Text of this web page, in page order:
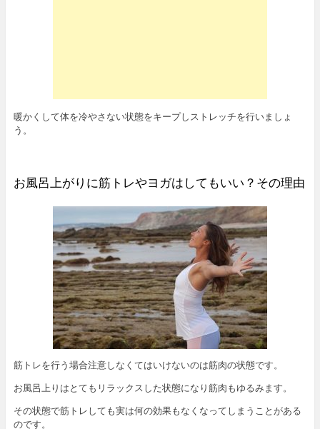
暖かくして体を冷やさない状態をキープしストレッチを行いましょ
う。
お風呂上がりに筋トレやヨガはしてもいい？その理由
筋トレを行う場合注意しなくてはいけないのは筋肉の状態です。
お風呂上りはとてもリラックスした状態になり筋肉もゆるみます。
その状態で筋トレしても実は何の効果もなくなってしまうことがある
のです。